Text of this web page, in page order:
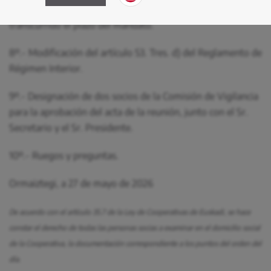
7º.- Renovación parcial del Consejo Social, por haber
transcurrido el plazo del mandato.
8º.- Modificación del artículo 53. Tres. d) del Reglamento de
Régimen Interior.
9º.- Designación de dos socios de la Comisión de Vigilancia
para la aprobación del acta de la reunión, junto con el Sr.
Secretario y el Sr. Presidente.
10º.- Ruegos y preguntas.
Ormaiztegi, a 27 de mayo de 2026